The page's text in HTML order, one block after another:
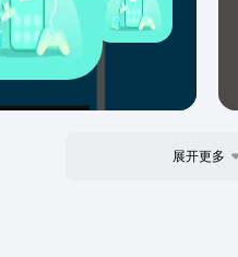
展开更多